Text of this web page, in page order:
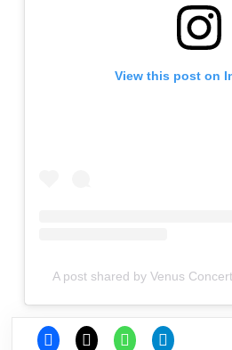
View this post on
A post shared by Venus